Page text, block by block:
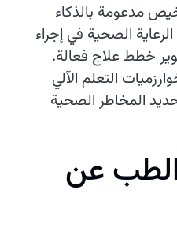
مدعومة بالذكاء
الصحية في إجراء
خطط علاج فعالة.
التعلم الآلي
المخاطر الصحية
عن